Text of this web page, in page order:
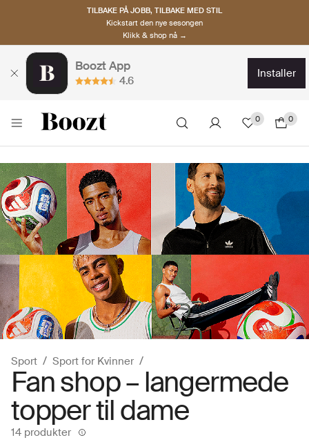
TILBAKE PÅ JOBB, TILBAKE MED STIL
Kickstart den nye sesongen
Klikk & shop nå →
Boozt App
4.6
installer
0 0
Sport Sport for Kvinner
Fan shop – langermede
topper til dame
14 produkter